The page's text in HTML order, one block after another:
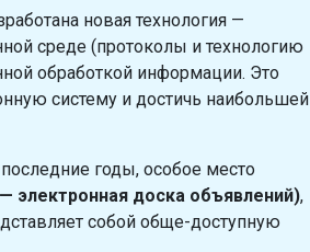
новая технология —
среде (протоколы и технологию
обработкой информации. Это
систему и достичь наибольшей
годы, особое место
электронная доска объявлений),
собой обще-доступную